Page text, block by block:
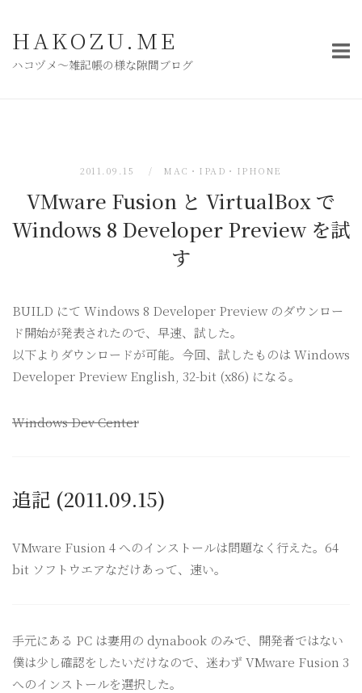
HAKOZU.ME
ハコヅメ〜雑記帳の様な隙間ブログ
2011.09.15 MAC・IPAD・IPHONE
VMware Fusion と VirtualBox で
Windows 8 Developer Preview を試
す
BUILD にて Windows 8 Developer Preview のダウンロー
ド開始が発表されたので、早速、試した。
以下よりダウンロードが可能。今回、試したものは Windows
Developer Preview English, 32-bit (x86) になる。
Windows Dev Center
追記 (2011.09.15)
VMware Fusion 4 へのインストールは問題なく行えた。64
bit ソフトウエアなだけあって、速い。
手元にある PC は妻用の dynabook のみで、開発者ではない
僕は少し確認をしたいだけなので、迷わず VMware Fusion 3
へのインストールを選択した。